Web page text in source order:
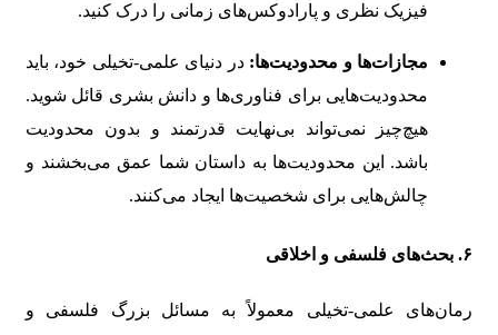
فیزیک نظری و پارادوکس‌های زمانی را درک کنید.
مجازات‌ها و محدودیت‌ها: در دنیای علمی-تخیلی خود، باید
محدودیت‌هایی برای فناوری‌ها و دانش بشری قائل شوید.
هیچ‌چیز نمی‌تواند بی‌نهایت قدرتمند و بدون محدودیت
باشد. این محدودیت‌ها به داستان شما عمق می‌بخشند و
چالش‌هایی برای شخصیت‌ها ایجاد می‌کنند.
۶. بحث‌های فلسفی و اخلاقی
رمان‌های علمی-تخیلی معمولاً به مسائل بزرگ فلسفی و